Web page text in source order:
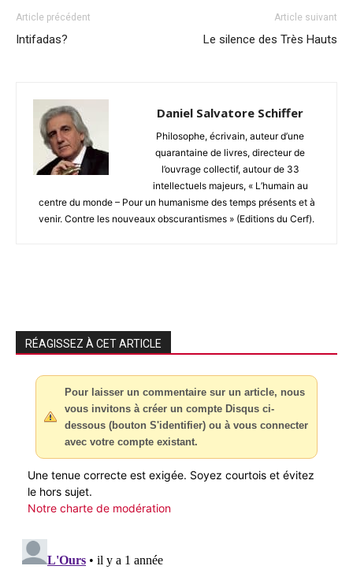
Article précédent
Intifadas?
Article suivant
Le silence des Très Hauts
Daniel Salvatore Schiffer
Philosophe, écrivain, auteur d’une
quarantaine de livres, directeur de
l’ouvrage collectif, autour de 33
intellectuels majeurs, « L’humain au
centre du monde – Pour un humanisme des temps présents et à
venir. Contre les nouveaux obscurantismes » (Editions du Cerf).
RÉAGISSEZ À CET ARTICLE
Pour laisser un commentaire sur un article, nous
vous invitons à créer un compte Disqus ci-
dessous (bouton S'identifier) ou à vous connecter
avec votre compte existant.
Une tenue correcte est exigée. Soyez courtois et évitez
le hors sujet.
Notre charte de modération